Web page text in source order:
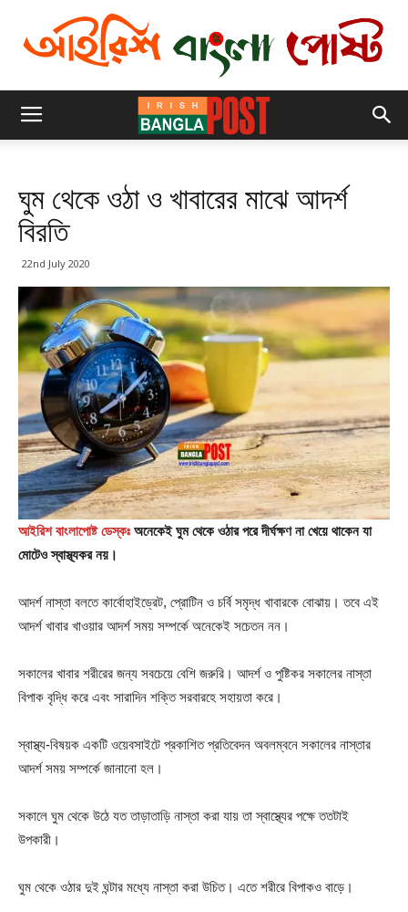
ঘুম থেকে ওঠা ও খাবারের মাঝে আদর্শ
বিরতি
22nd July 2020
আইরিশ বাংলাপোষ্ট ডেস্কঃ অনেকেই ঘুম থেকে ওঠার পরে দীর্ঘক্ষণ না খেয়ে থাকেন যা
মোটেও স্বাস্থ্যকর নয়।
আদর্শ নাস্তা বলতে কার্বোহাইড্রেট, প্রোটিন ও চর্বি সমৃদ্ধ খাবারকে বোঝায়। তবে এই
আদর্শ খাবার খাওয়ার আদর্শ সময় সম্পর্কে অনেকেই সচেতন নন।
সকালের খাবার শরীরের জন্য সবচেয়ে বেশি জরুরি। আদর্শ ও পুষ্টিকর সকালের নাস্তা
বিপাক বৃদ্ধি করে এবং সারাদিন শক্তি সরবারহে সহায়তা করে।
স্বাস্থ্য-বিষয়ক একটি ওয়েবসাইটে প্রকাশিত প্রতিবেদন অবলম্বনে সকালের নাস্তার
আদর্শ সময় সম্পর্কে জানানো হল।
সকালে ঘুম থেকে উঠে যত তাড়াতাড়ি নাস্তা করা যায় তা স্বাস্থ্যের পক্ষে ততটাই
উপকারী।
ঘুম থেকে ওঠার দুই ঘন্টার মধ্যে নাস্তা করা উচিত। এতে শরীরে বিপাকও বাড়ে।